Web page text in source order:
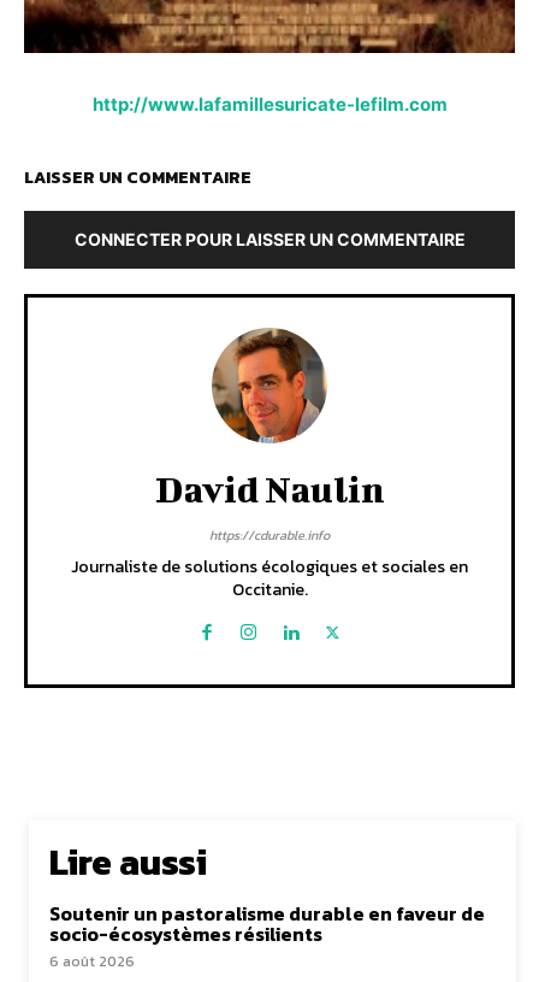
http://www.lafamillesuricate-lefilm.com
LAISSER UN COMMENTAIRE
CONNECTER POUR LAISSER UN COMMENTAIRE
David Naulin
https://cdurable.info
Journaliste de solutions écologiques et sociales en
Occitanie.
Lire aussi
Soutenir un pastoralisme durable en faveur de
socio-écosystèmes résilients
6 août 2026